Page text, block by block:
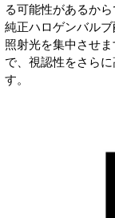
る可能性があるから
純正ハロゲンバル
照射光を集中させ
で、視認性をさら
す。